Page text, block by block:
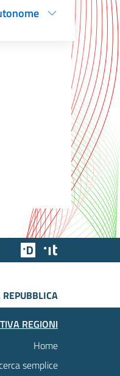
Team Digitale
REGIONI
Home
semplice